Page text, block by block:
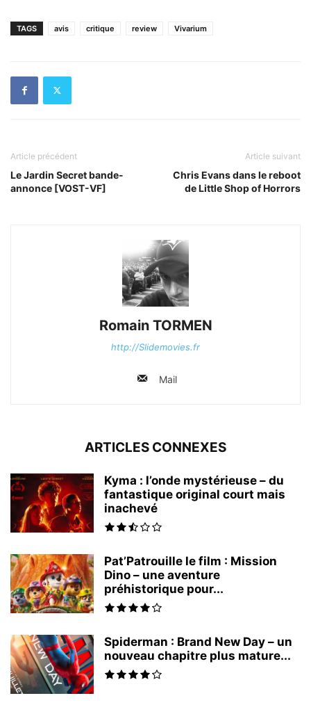
TAGS avis critique review Vivarium
Article précédent
Le Jardin Secret bande-
annonce [VOST-VF]
Article suivant
Chris Evans dans le reboot
de Little Shop of Horrors
Romain TORMEN
http://Slidemovies.fr
Mail
ARTICLES CONNEXES
Kyma : l’onde mystérieuse – du
fantastique original court mais
inachevé
Pat’Patrouille le film : Mission
Dino – une aventure
préhistorique pour...
Spiderman : Brand New Day – un
nouveau chapitre plus mature...